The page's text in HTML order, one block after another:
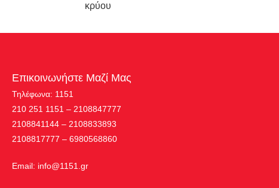
κρύου
Επικοινωνήστε Μαζί Μας
Τηλέφωνα: 1151
210 251 1151 – 2108847777
2108841144 – 2108833893
2108817777 – 6980568860
Εmail: info@1151.gr